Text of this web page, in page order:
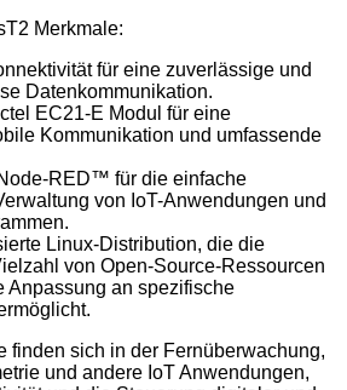
Merkmale:
für eine zuverlässige und
Datenkommunikation.
EC21-E Modul für eine
Kommunikation und umfassende
RED™ für die einfache
von IoT-Anwendungen und
Linux-Distribution, die die
von Open-Source-Ressourcen
Anpassung an spezifische
finden sich in der Fernüberwachung,
und andere IoT Anwendungen,